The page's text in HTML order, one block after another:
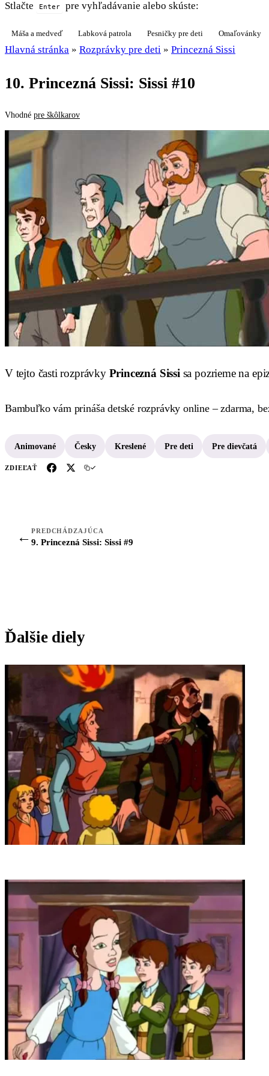
Stlačte Enter pre vyhľadávanie alebo skúste:
Máša a medveď Labková patrola Pesničky pre deti Omaľovánky
Hlavná stránka » Rozprávky pre deti » Princezná Sissi
10. Princezná Sissi: Sissi #10
Vhodné pre škôlkarov
V tejto časti rozprávky Princezná Sissi sa pozrieme na
Bambuľko vám prináša detské rozprávky online – zdarma,
Animované Česky Kreslené Pre deti Pre dievčatá
ZDIEĽAŤ
← PREDCHÁDZAJÚCA
9. Princezná Sissi: Sissi #9
Ďalšie diely